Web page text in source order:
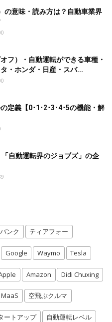
の意味・読み方は？自動車業界
フ）・自動運転ができる車種・
・ホンダ・日産・スバ...
定義【0･1･2･3･4･5の機能・解
自動運転界のジョブズ」の企
ンク ティアフォー
Google Waymo Tesla
Amazon Didi Chuxing
MaaS 空飛ぶクルマ
ートアップ 自動運転レベル